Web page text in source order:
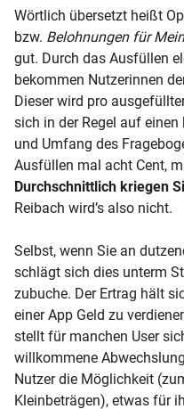
Wörtlich übersetzt heißt
bzw. Belohnungen für
gut. Durch das Ausfüllen
bekommen Nutzerinnen
Dieser wird pro
sich in der Regel auf
und Umfang des
Ausfüllen mal acht Cent,
Durchschnittlich kriegen
Reibach wird’s also nicht.
Selbst, wenn Sie an
schlägt sich dies unterm
zubuche. Der Ertrag hält
einer App Geld zu
stellt für manchen User
willkommene
Nutzer die Möglichkeit
Kleinbeträgen), etwas für